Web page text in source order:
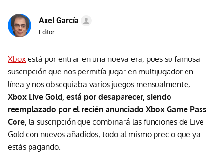
Axel García
Editor
Xbox está por entrar en una nueva era, pues su famosa
suscripción que nos permitía jugar en multijugador en
línea y nos obsequiaba varios juegos mensualmente,
Xbox Live Gold, está por desaparecer, siendo
reemplazado por el recién anunciado Xbox Game Pass
Core, la suscripción que combinará las funciones de Live
Gold con nuevos añadidos, todo al mismo precio que ya
estás pagando.